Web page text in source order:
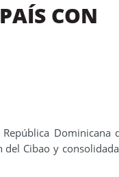
CON
Dominicana
Cibao y